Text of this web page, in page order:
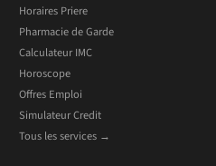
Horaires Priere
Pharmacie de Garde
Calculateur IMC
Horoscope
Offres Emploi
Simulateur Credit
Tous les services →